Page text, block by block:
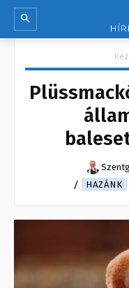
HAZÁNK